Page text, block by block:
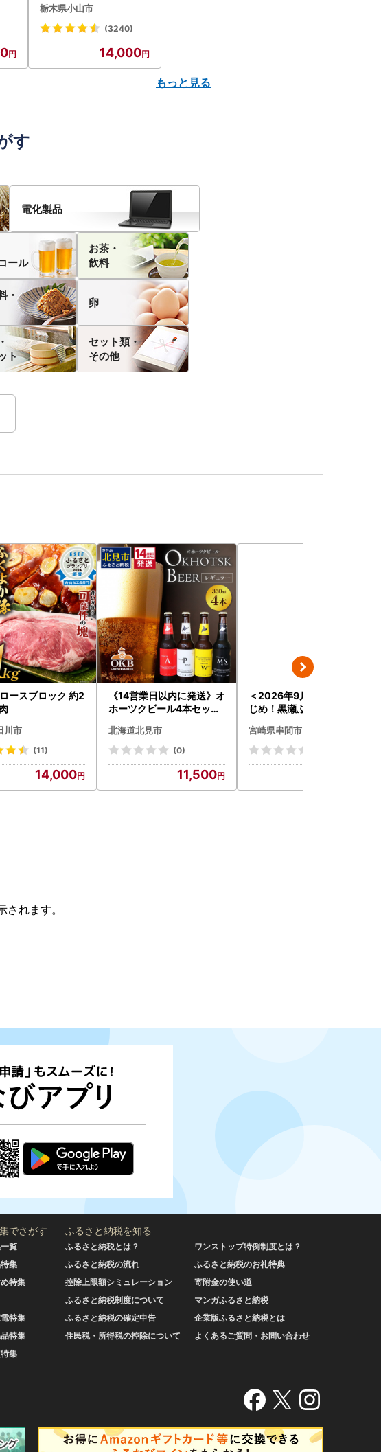
ト)【配送不可地域：離島
・沖縄県】【1256759】
栃木県小山市
(3240)
14,000
もっと見る
す
電化製品
ール
お茶・
飲料
・
卵
ト
セット類・
その他
ースブロック 約2
川市
(11)
14,000
《14営業日以内に発送》オ
ホーツクビール4本セット
クラフトビール 瓶ビール
贈答 ギフト 贈り物 お中元
い プレゼント モルトビー
北海道北見市
(0)
11,500
＜2026年9月発送分＞活
じめ！黒瀬ぶりの生鮮ブリ
K001-012-2609
宮崎県串間市
れます。
でさがす
覧
集
特集
特集
特集
集
ふるさと納税を知る
ふるさと納税とは？
ふるさと納税の流れ
控除上限額シミュレーション
ふるさと納税制度について
ふるさと納税の確定申告
住民税・所得税の控除について
ワンストップ特例制度とは？
ふるさと納税のお礼特典
寄附金の使い道
マンガふるさと納税
企業版ふるさと納税とは
よくあるご質問・お問い合わせ